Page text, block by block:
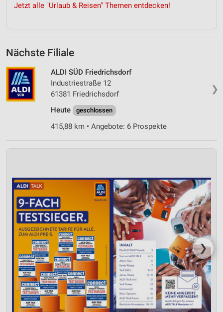
Jetzt alle "Urlaub & Reisen" Themen entdecken!
Nächste Filiale
❯
ALDI SÜD Friedrichsdorf
Industriestraße 12
61381 Friedrichsdorf
Heute
geschlossen
415,88 km • Angebote: 6 Prospekte
❯
Entwicklung und Verbesserung der Angebote
Verwendung reduzierter Daten zur Auswahl von
Inhalten
IAB-Besonderheiten:
Verwendung genauer Standortdaten
Geräte anhand von aktiv angeforderten
Funktional
Werbung